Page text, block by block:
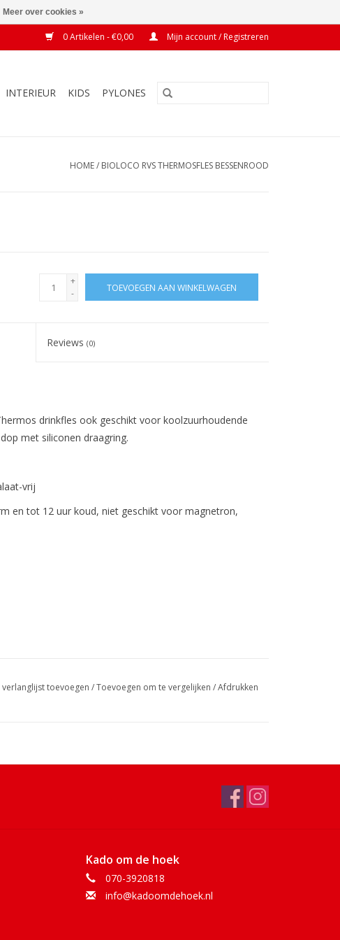
0 Artikelen - €0,00 Mijn account / Registreren
INTERIEUR KIDS PYLONES
HOME/ BIOLOCO RVS THERMOSFLES BESSENROOD
+
-
TOEVOEGEN AAN WINKELWAGEN
Reviews(0)
drinkfles ook geschikt voor koolzuurhoudende
met siliconen draagring.
vrij
en tot 12 uur koud, niet geschikt voor magnetron,
verlanglijst toevoegen /Toevoegen om te vergelijken /Afdrukken
Kado om de hoek
070-3920818
info@kadoomdehoek.nl
Meer over cookies »